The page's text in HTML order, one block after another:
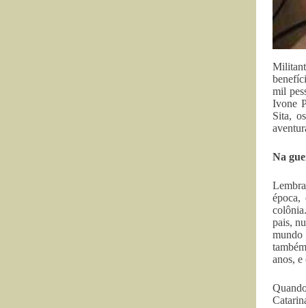
mil
Ivone
Sita,
Na
época,
pais,
mundo
anos,